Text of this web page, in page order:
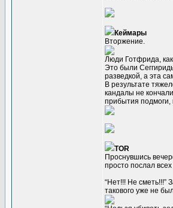
Кеймары
Вторжение.
Люди Готфрида,
Это были
разведкой, а эта
В результате
кандалы не
прибытия подмоги,
TOR
Проснувшись
просто послал
“Нет!!! Не сметь!!!”
такового уже не